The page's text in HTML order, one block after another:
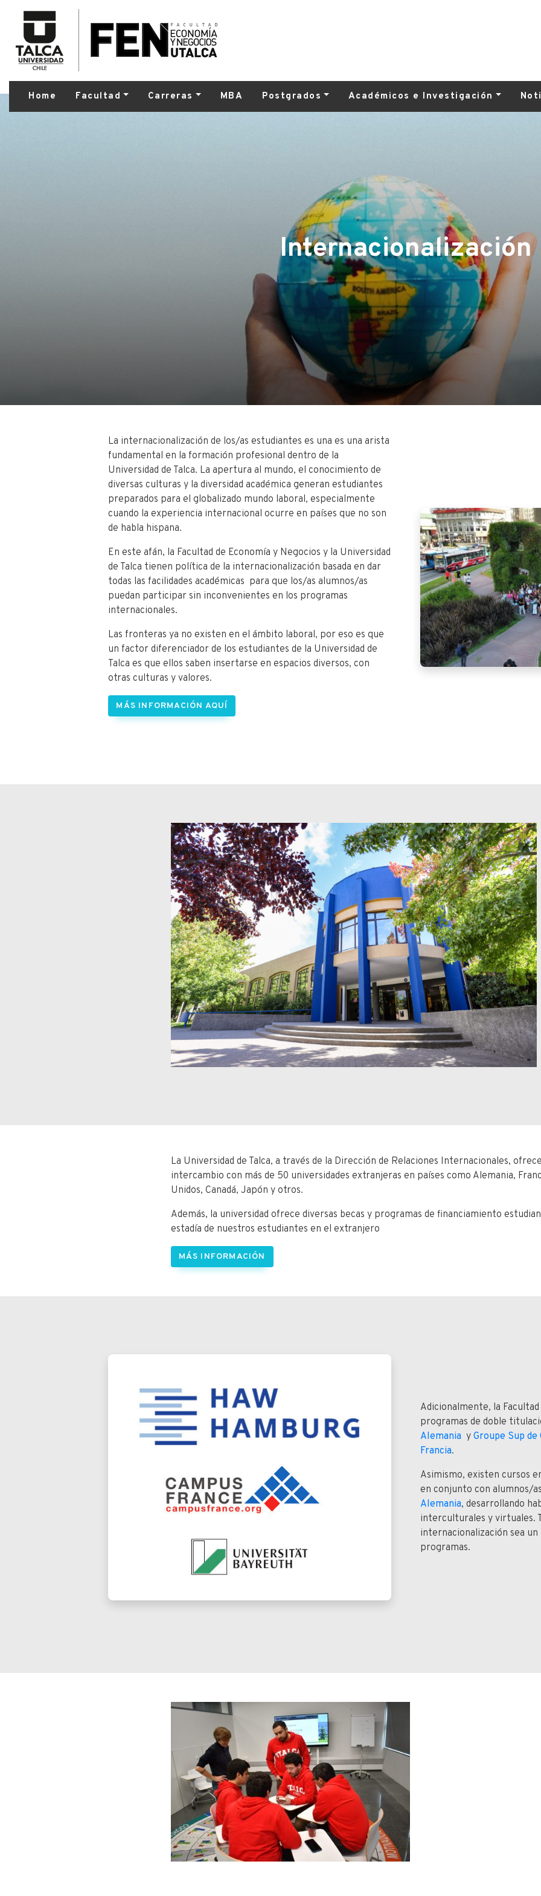
Home Facultad Carreras MBA Postgrados Académicos e Investigación
Internacionalización
La internacionalización de los/as estudiantes es una es una arista
fundamental en la formación profesional dentro de la
Universidad de Talca. La apertura al mundo, el conocimiento de
diversas culturas y la diversidad académica generan estudiantes
preparados para el globalizado mundo laboral, especialmente
cuando la experiencia internacional ocurre en países que no son
de habla hispana.
En este afán, la Facultad de Economía y Negocios y la Universidad
de Talca tienen política de la internacionalización basada en dar
todas las facilidades académicas para que los/as alumnos/as
puedan participar sin inconvenientes en los programas
internacionales.
Las fronteras ya no existen en el ámbito laboral, por eso es que
un factor diferenciador de los estudiantes de la Universidad de
Talca es que ellos saben insertarse en espacios diversos, con
otras culturas y valores.
MÁS INFORMACIÓN AQUÍ
La Universidad de Talca, a través de la Dirección de Relaciones Internacionales,
intercambio con más de 50 universidades extranjeras en países como Alemania,
Unidos, Canadá, Japón y otros.
Además, la universidad ofrece diversas becas y programas de financiamiento
estadía de nuestros estudiantes en el extranjero
MÁS INFORMACIÓN
Adicionalmente, la
programas de doble
Alemaniay Groupe Sup
Francia.
Asimismo, existen cursos
en conjunto con alumnos/
Alemania, desarrollando
interculturales y virtuales.
internacionalización sea
programas.